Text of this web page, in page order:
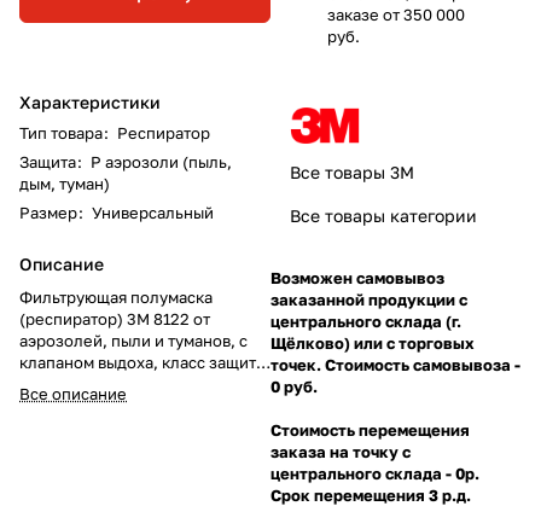
Характеристики
Тип товара: Респиратор
Защита: Р аэрозоли (пыль,
дым, туман)
Размер: Универсальный
Описание
Фильтрующая полумаска
(респиратор) 3М 8122 от
аэрозолей, пыли и туманов, с
клапаном выдоха, класс защиты
FFP2 (до 12 ПДК),
чашеобразная конструкция.
Все описание
заказе от 350 000
руб.
Все товары 3М
Все товары категории
Возможен самовывоз
заказанной продукции с
центрального склада (г.
Щёлково) или с торговых
точек. Стоимость самовывоза -
0 руб.
Стоимость перемещения
заказа на точку с
центрального склада - 0р.
Срок перемещения 3 р.д.